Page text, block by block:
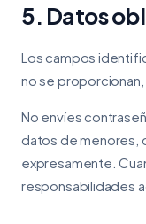
5. Datos
Los campos
no se
No envíes
datos de menores,
expresamente.
responsabilidades